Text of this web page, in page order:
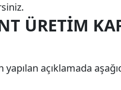
ÜRETIM
yapılan açıklamada